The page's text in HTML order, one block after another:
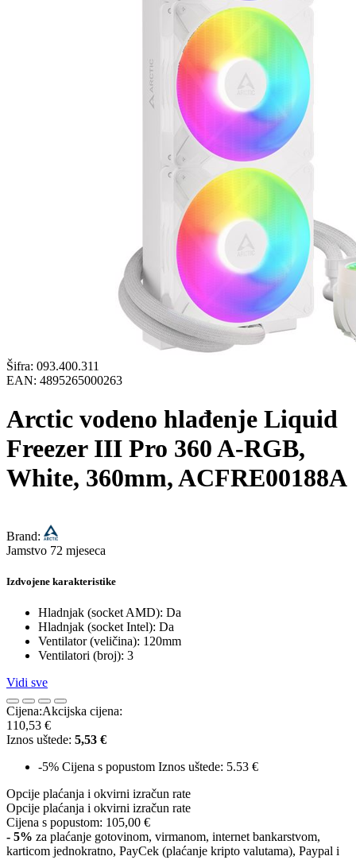
Šifra: 093.400.311
EAN: 4895265000263
Arctic vodeno hlađenje Liquid
Freezer III Pro 360 A-RGB,
White, 360mm, ACFRE00188A
Brand:
Jamstvo 72 mjeseca
Izdvojene karakteristike
Hladnjak (socket AMD): Da
Hladnjak (socket Intel): Da
Ventilator (veličina): 120mm
Ventilatori (broj): 3
Vidi sve
Cijena:Akcijska cijena:
110,53 €
Iznos uštede: 5,53 €
-5% Cijena s popustom Iznos uštede: 5.53 €
Opcije plaćanja i okvirni izračun rate
Opcije plaćanja i okvirni izračun rate
Cijena s popustom: 105,00 €
- 5% za plaćanje gotovinom, virmanom, internet bankarstvom,
karticom jednokratno, PayCek (plaćanje kripto valutama), Paypal i